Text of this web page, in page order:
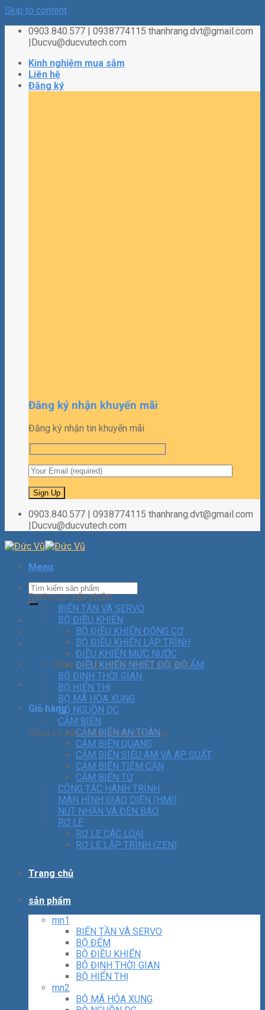
Skip to content
0903.840.577 | 0938774115 thanhrang.dvt@gmail.com
|Ducvu@ducvutech.com
Kinh nghiệm mua sắm
Liên hệ
Đăng ký
Đăng ký nhận khuyến mãi
Đăng ký nhận tin khuyến mãi
0903.840.577 | 0938774115 thanhrang.dvt@gmail.com
|Ducvu@ducvutech.com
Menu
Chưa có sản phẩm trong giỏ hàng.
Giỏ hàng
Chưa có sản phẩm trong giỏ hàng.
Danh mục sản phẩm
BIẾN TẦN VÀ SERVO
BỘ ĐIỀU KHIỂN
BỘ ĐIỀU KHIỂN ĐỘNG CƠ
BỘ ĐIỀU KHIỂN LẬP TRÌNH
ĐIỀU KHIỂN MỨC NƯỚC
ĐIỀU KHIỂN NHIỆT ĐỘ, ĐỘ ẨM
BỘ ĐỊNH THỜI GIAN
BỘ HIỂN THỊ
BỘ MÃ HÓA XUNG
BỘ NGUỒN DC
CẢM BIẾN
CẢM BIẾN AN TOÀN
CẢM BIẾN QUANG
CẢM BIẾN SIÊU ÂM VÀ ÁP SUẤT
CẢM BIẾN TIỆM CẬN
CẢM BIẾN TỪ
CÔNG TẮC HÀNH TRÌNH
MÀN HÌNH GIAO DIỆN (HMI)
NÚT NHẤN VÀ ĐÈN BÁO
RƠ LE
RƠ LE CÁC LOẠI
RƠ LE LẬP TRÌNH (ZEN)
Trang chủ
sản phẩm
mn1
BIẾN TẦN VÀ SERVO
BỘ ĐẾM
BỘ ĐIỀU KHIỂN
BỘ ĐỊNH THỜI GIAN
BỘ HIỂN THỊ
mn2
BỘ MÃ HÓA XUNG